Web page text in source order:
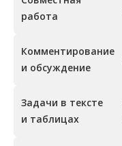
работа
Комментирование
и обсуждение
Задачи в тексте
и таблицах